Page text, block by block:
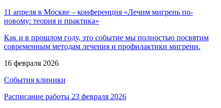
11 апреля в Москве – конференция «Лечим мигрень по-
новому: теория и практика»
Как и в прошлом году, это событие мы полностью посвятим
современным методам лечения и профилактики мигрени.
16 февраля 2026
События клиники
Расписание работы 23 февраля 2026